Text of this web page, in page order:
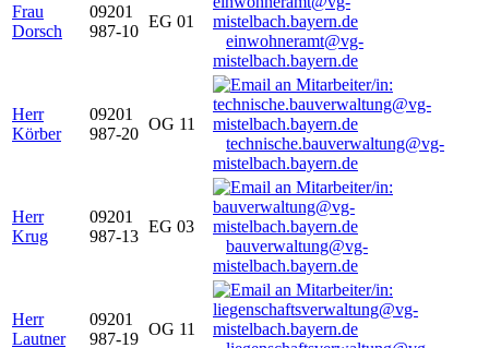
Frau
Dorsch
09201
987-10
EG 01
einwohneramt@vg-
mistelbach.bayern.de
Herr
Körber
09201
987-20
OG 11
technische.bauverwaltung@vg-
mistelbach.bayern.de
Herr
Krug
09201
987-13
EG 03
bauverwaltung@vg-
mistelbach.bayern.de
Herr
Lautner
09201
987-19
OG 11